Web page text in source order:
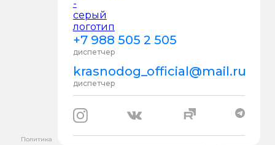
+7 988 505 2 505
диспетчер
krasnodog_official@mail.ru
диспетчер
Политика